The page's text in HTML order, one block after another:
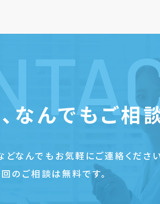
なんでもご相
どなんでもお気軽にご連絡くださ
のご相談は無料です。